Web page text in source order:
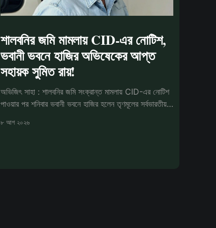
শালবনির জমি মামলায় CID-এর নোটিশ,
ভবানী ভবনে হাজির অভিষেকের আপ্ত
সহায়ক সুমিত রায়!
অভিজিৎ সাহা : শালবনির জমি সংক্রান্ত মামলায় CID-এর নোটিশ
পাওয়ার পর শনিবার ভবানী ভবনে হাজির হলেন তৃণমূলের সর্বভারতীয়
৮ আগ ২০২৬